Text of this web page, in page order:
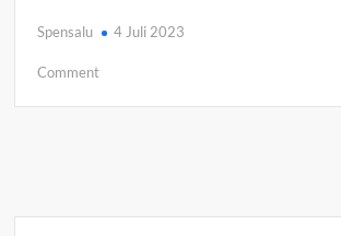
Spensalu 4 Juli 2023
Commenton
2023/2024